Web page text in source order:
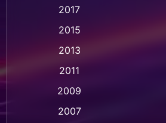
2017
2015
2013
2011
2009
2007